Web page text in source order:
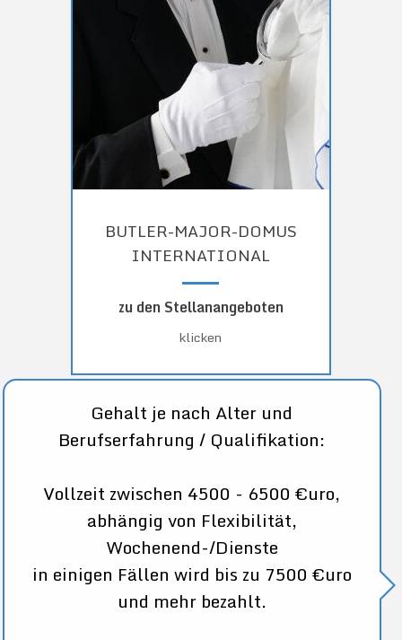
BUTLER-MAJOR-DOMUS
INTERNATIONAL
zu den Stellanangeboten
klicken
Gehalt je nach Alter und
Berufserfahrung / Qualifikation:
Vollzeit zwischen 4500 - 6500 €uro,
abhängig von Flexibilität,
Wochenend-/Dienste
in einigen Fällen wird bis zu 7500 €uro
und mehr bezahlt.